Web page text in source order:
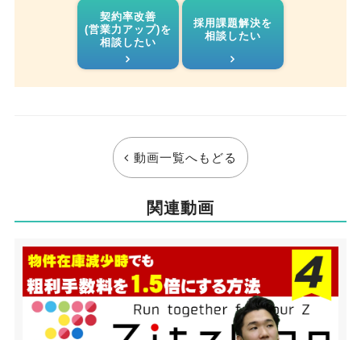
契約率改善
(営業力アップ)を
相談したい
採用課題解決を
相談したい
動画一覧へもどる
関連動画